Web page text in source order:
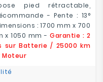
pied rétractable,
- Pente : 13°
: 1700 mm x 700
x 1050 mm -Garantie : 2
sur Batterie / 25000 km
Moteur